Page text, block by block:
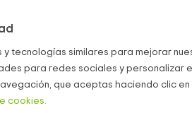
tecnologías similares para mejorar
para redes sociales y personalizar
que aceptas haciendo clic
cookies.
a divisar. No es extraño
toda la fachada está construida en
en diferenteselementos de